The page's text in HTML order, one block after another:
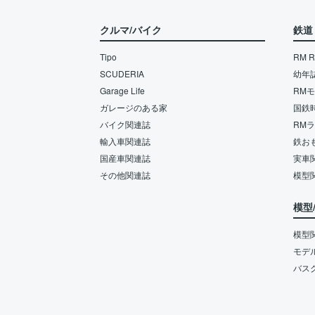
クルマ/バイク
Tipo
SCUDERIA
Garage Life
ガレージのある家
バイク関連誌
輸入車関連誌
国産車関連誌
その他関連誌
鉄道
RM
幼年
RM
国鉄
RM
鉄お
実車
模型
模
模型
モデ
バス